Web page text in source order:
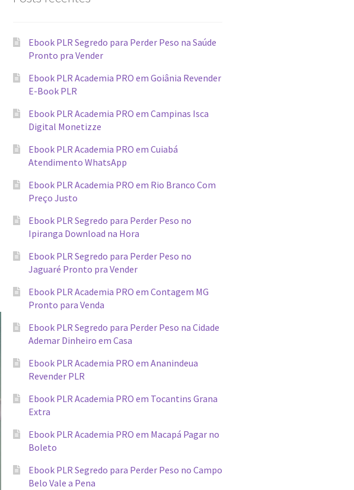
Ebook PLR Segredo para Perder Peso na Saúde
Pronto pra Vender
Ebook PLR Academia PRO em Goiânia Revender
E-Book PLR
Ebook PLR Academia PRO em Campinas Isca
Digital Monetizze
Ebook PLR Academia PRO em Cuiabá
Atendimento WhatsApp
Ebook PLR Academia PRO em Rio Branco Com
Preço Justo
Ebook PLR Segredo para Perder Peso no
Ipiranga Download na Hora
Ebook PLR Segredo para Perder Peso no
Jaguaré Pronto pra Vender
Ebook PLR Academia PRO em Contagem MG
Pronto para Venda
Ebook PLR Segredo para Perder Peso na Cidade
Ademar Dinheiro em Casa
Ebook PLR Academia PRO em Ananindeua
Revender PLR
Ebook PLR Academia PRO em Tocantins Grana
Extra
Ebook PLR Academia PRO em Macapá Pagar no
Boleto
Ebook PLR Segredo para Perder Peso no Campo
Belo Vale a Pena